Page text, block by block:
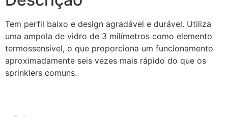
Tem perfil baixo e design agradável e durável. Utiliza
uma ampola de vidro de 3 milímetros como elemento
termossensível, o que proporciona um funcionamento
aproximadamente seis vezes mais rápido do que os
sprinklers comuns.